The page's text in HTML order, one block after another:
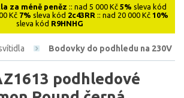
za méně peněz :: nad 5 000 Kč 5% sleva kód
Kč 7% sleva kód 2c43RR :: nad 20 000 Kč 10%
sleva kód R9HNHG
Bodovky do podhledu na 230V
podhledové